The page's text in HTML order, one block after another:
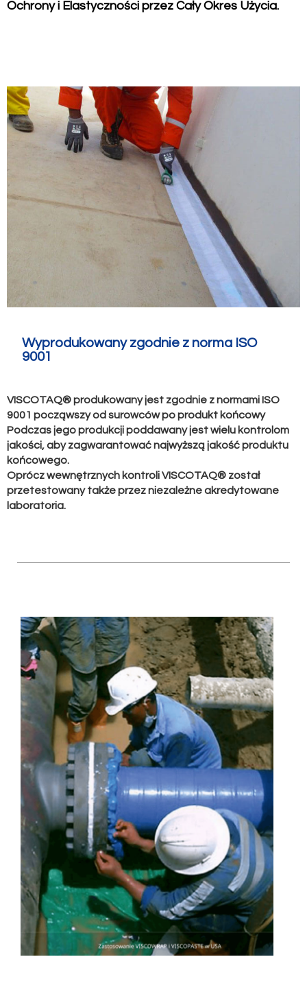
Ochrony i Elastyczności przez Cały Okres Użycia.
Wyprodukowany zgodnie z norma ISO
9001
VISCOTAQ® produkowany jest zgodnie z normami ISO
9001 począwszy od surowców po produkt końcowy
Podczas jego produkcji poddawany jest wielu kontrolom
jakości, aby zagwarantować najwyższą jakość produktu
końcowego.
Oprócz wewnętrznych kontroli VISCOTAQ® został
przetestowany także przez niezależne akredytowane
laboratoria.